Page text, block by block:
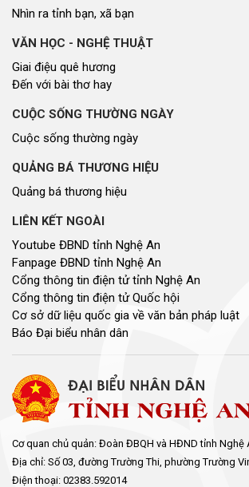
Nhìn ra tỉnh bạn, xã bạn
VĂN HỌC - NGHỆ THUẬT
Giai điệu quê hương
Đến với bài thơ hay
CUỘC SỐNG THƯỜNG NGÀY
Cuộc sống thường ngày
QUẢNG BÁ THƯƠNG HIỆU
Quảng bá thương hiệu
LIÊN KẾT NGOÀI
Youtube ĐBND tỉnh Nghệ An
Fanpage ĐBND tỉnh Nghệ An
Cổng thông tin điện tử tỉnh Nghệ An
Cổng thông tin điện tử Quốc hội
Cơ sở dữ liệu quốc gia về văn bản pháp luật
Báo Đại biểu nhân dân
Cơ quan chủ quản: Đoàn ĐBQH và HĐND tỉnh Nghệ
Địa chỉ: Số 03, đường Trường Thi, phường Trường
Điện thoại: 02383.592014